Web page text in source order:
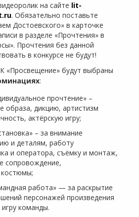
на сайте lit-
. Обязательно поставьте
Достоевского» в карточке
в разделе «Прочтения» в
Прочтения без данной
в конкурсе не будут!
«Просвещение» будут выбраны
:
прочтение» –
образа, дикцию, артистизм
актёрскую игру;
– за внимание
и деталям, работу
и оператора, съёмку и монтаж,
сопровождение,
работа» — за раскрытие
персонажей произведения
команды.